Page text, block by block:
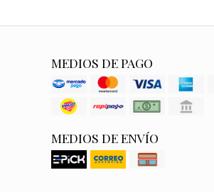
MEDIOS DE PAGO
MEDIOS DE ENVÍO